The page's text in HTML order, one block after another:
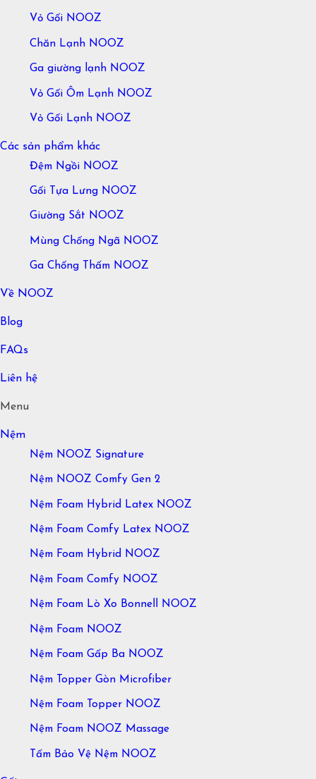
Vỏ Gối NOOZ
Chăn Lạnh NOOZ
Ga giường lạnh NOOZ
Vỏ Gối Ôm Lạnh NOOZ
Vỏ Gối Lạnh NOOZ
Các sản phẩm khác
Đệm Ngồi NOOZ
Gối Tựa Lưng NOOZ
Giường Sắt NOOZ
Mùng Chống Ngã NOOZ
Ga Chống Thấm NOOZ
Về NOOZ
Blog
FAQs
Liên hệ
Menu
Nệm
Nệm NOOZ Signature
Nệm NOOZ Comfy Gen 2
Nệm Foam Hybrid Latex NOOZ
Nệm Foam Comfy Latex NOOZ
Nệm Foam Hybrid NOOZ
Nệm Foam Comfy NOOZ
Nệm Foam Lò Xo Bonnell NOOZ
Nệm Foam NOOZ
Nệm Foam Gấp Ba NOOZ
Nệm Topper Gòn Microfiber
Nệm Foam Topper NOOZ
Nệm Foam NOOZ Massage
Tấm Bảo Vệ Nệm NOOZ